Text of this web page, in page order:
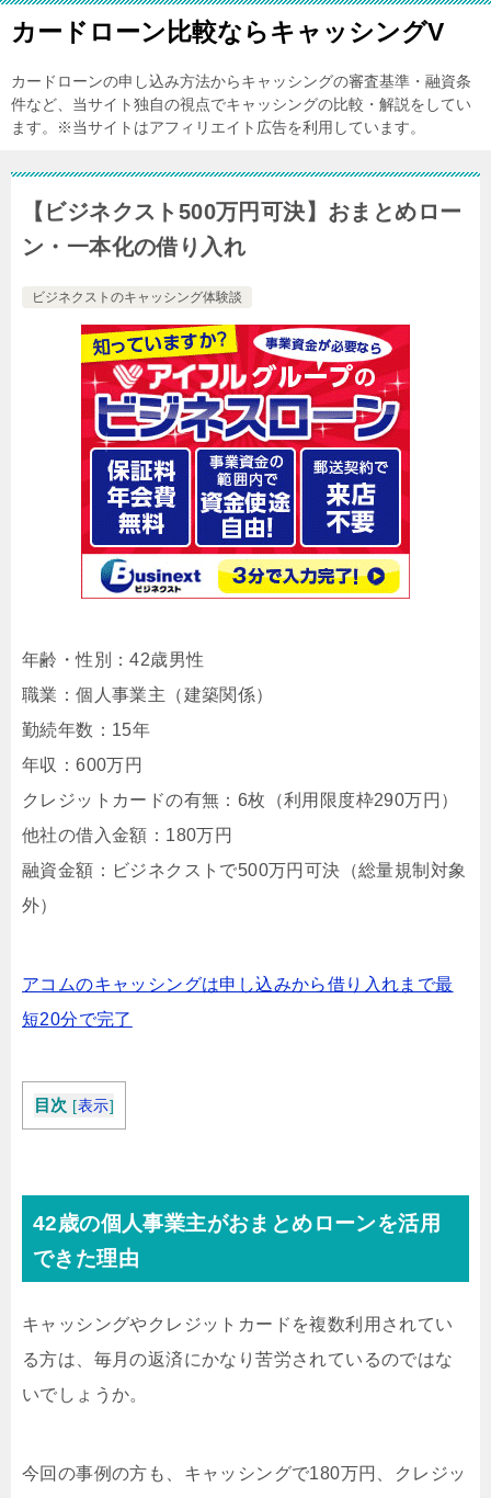
カードローン比較ならキャッシングV
カードローンの申し込み方法からキャッシングの審査基準・融資条
件など、当サイト独自の視点でキャッシングの比較・解説をしてい
ます。※当サイトはアフィリエイト広告を利用しています。
【ビジネクスト500万円可決】おまとめロー
ン・一本化の借り入れ
ビジネクストのキャッシング体験談
年齢・性別：42歳男性
職業：個人事業主（建築関係）
勤続年数：15年
年収：600万円
クレジットカードの有無：6枚（利用限度枠290万円）
他社の借入金額：180万円
融資金額：ビジネクストで500万円可決（総量規制対象
外）
アコムのキャッシングは申し込みから借り入れまで最
短20分で完了
目次 [表示]
42歳の個人事業主がおまとめローンを活用
できた理由
キャッシングやクレジットカードを複数利用されてい
る方は、毎月の返済にかなり苦労されているのではな
いでしょうか。
今回の事例の方も、キャッシングで180万円、クレジッ